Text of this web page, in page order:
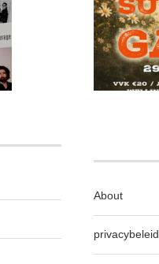
About
privacybeleid